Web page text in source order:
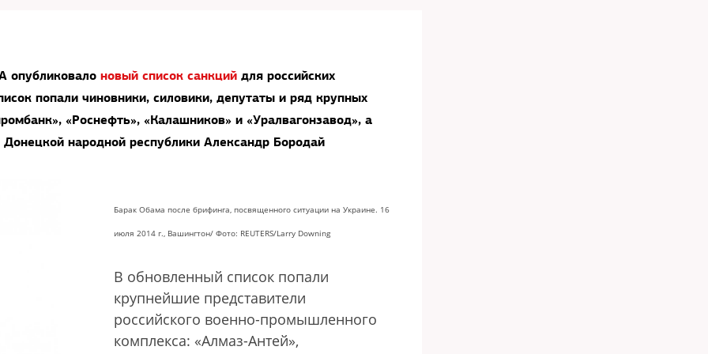
опубликовало новый список санкций для российских
попали чиновники, силовики, депутаты и ряд крупных
«Роснефть», «Калашников» и «Уралвагонзавод», а
народной республики Александр Бородай
Барак Обама после брифинга, посвященного ситуации на Украине. 16
июля 2014 г., Вашингтон/ Фото: REUTERS/Larry Downing
В обновленный список попали
крупнейшие представители
российского военно-промышленного
комплекса: «Алмаз-Антей»,